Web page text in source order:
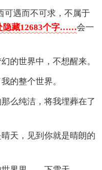
可遇而不可求，不属于
藏12683个字……会一
的世界中，不想醒来。
的整个世界。
么纯洁，将我埋葬在了
天，见到你就是晴朗的